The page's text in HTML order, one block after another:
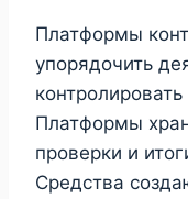
Платформы
упорядочить
Платформы
проверки и
Средства